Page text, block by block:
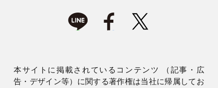
本サイトに掲載されているコンテンツ （記事・広
告・デザイン等）に関する著作権は当社に帰属してお